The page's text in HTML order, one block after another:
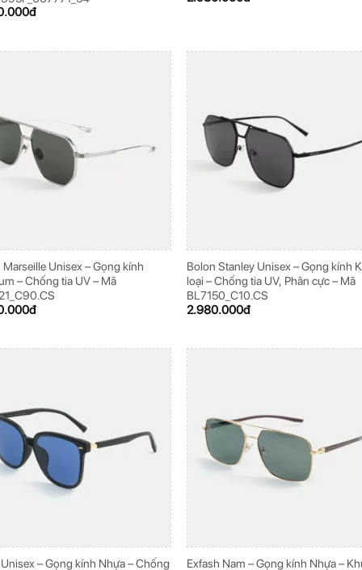
đ
Unisex – Gọng kính
– Chống tia UV – Mã
đ
Bolon Stanley Unisex – Gọng kính
loại – Chống tia UV, Phân cực – Mã
BL7150_C10.CS
2.980.000đ
Unisex – Gọng kính Nhựa – Chống Exfash Nam – Gọng kính Nhựa –